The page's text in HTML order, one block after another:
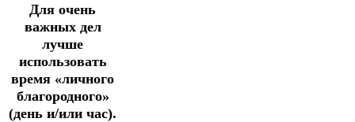
Для очень
важных дел
лучше
использовать
время «личного
благородного»
(день и/или час).